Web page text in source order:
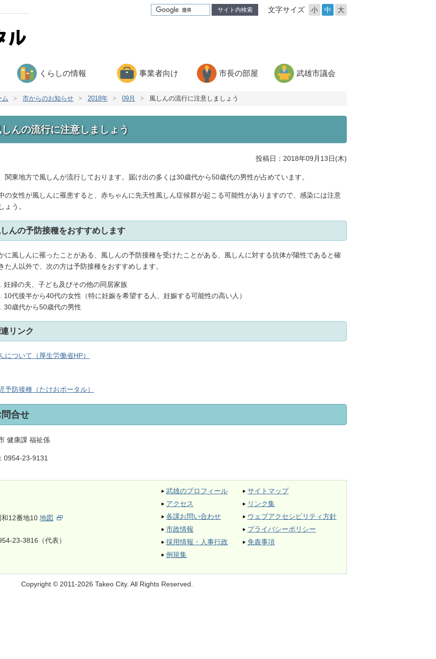
サイト内検索 文字サイズ 小 中 大
くらしの情報 事業者向け 市長の部屋 武雄市議会
ム > 市からのお知らせ > 2018年 > 09月 > 風しんの流行に注意しましょう
しんの流行に注意しましょう
投稿日：2018年09月13日(木)
関東地方で風しんが流行しております。届け出の多くは30歳代から50歳代の男性が占めています。
の女性が風しんに罹患すると、赤ちゃんに先天性風しん症候群が起こる可能性がありますので、感染には注意
ょう。
んの予防接種をおすすめします
に風しんに罹ったことがある、風しんの予防接種を受けたことがある、風しんに対する抗体が陽性であると確
た人以外で、次の方は予防接種をおすすめします。
妊婦の夫、子ども及びその他の同居家族
10代後半から40代の女性（特に妊娠を希望する人、妊娠する可能性の高い人）
30歳代から50歳代の男性
リンク
について（厚生労働省HP）
予防接種（たけおポータル）
問合せ
健康課 福祉係
0954-23-9131
和12番地10地図
23-3816（代表）
武雄のプロフィール
アクセス
各課お問い合わせ
市政情報
採用情報・人事行政
例規集
サイトマップ
リンク集
ウェブアクセシビリティ方針
プライバシーポリシー
免責事項
Copyright © 2011-2026 Takeo City. All Rights Reserved.